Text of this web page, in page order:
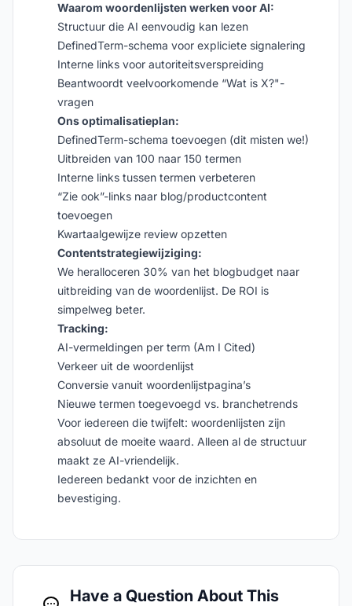
Waarom woordenlijsten werken voor AI:
Structuur die AI eenvoudig kan lezen
DefinedTerm-schema voor expliciete signalering
Interne links voor autoriteitsverspreiding
Beantwoordt veelvoorkomende “Wat is X?"-
vragen
Ons optimalisatieplan:
DefinedTerm-schema toevoegen (dit misten we!)
Uitbreiden van 100 naar 150 termen
Interne links tussen termen verbeteren
“Zie ook”-links naar blog/productcontent
toevoegen
Kwartaalgewijze review opzetten
Contentstrategiewijziging:
We heralloceren 30% van het blogbudget naar
uitbreiding van de woordenlijst. De ROI is
simpelweg beter.
Tracking:
AI-vermeldingen per term (Am I Cited)
Verkeer uit de woordenlijst
Conversie vanuit woordenlijstpagina’s
Nieuwe termen toegevoegd vs. branchetrends
Voor iedereen die twijfelt: woordenlijsten zijn
absoluut de moeite waard. Alleen al de structuur
maakt ze AI-vriendelijk.
Iedereen bedankt voor de inzichten en
bevestiging.
Have a Question About This